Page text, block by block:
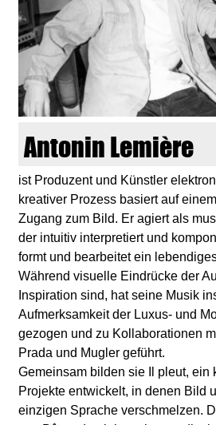
d
e
k
u
n
s
a
Antonin Lemière
ist Produzent und Künstler
kreativer Prozess basiert auf
Zugang zum Bild. Er agiert als
der intuitiv interpretiert und
formt und bearbeitet ein
Während visuelle Eindrücke der
Inspiration sind, hat seine Musik
Aufmerksamkeit der Luxus- und
gezogen und zu Kollaborationen
Prada und Mugler geführt.
Gemeinsam bilden sie Il pleut, ein
Projekte entwickelt, in denen Bild
einzigen Sprache verschmelzen.